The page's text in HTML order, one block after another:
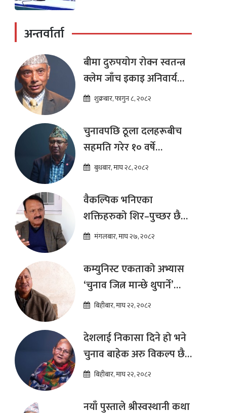
अन्तर्वार्ता
बीमा दुरुपयोग रोक्न स्वतन्त्र
क्लेम जाँच इकाइ अनिवार्य
:डा. शम्भुप्रसाद आचार्य
शुक्रबार, फागुन ८, २०८२
चुनावपछि ठूला दलहरूबीच
सहमति गरेर १० वर्षे
दीर्घकालीन आर्थिक सुधार
ढकाल
बुधबार, माघ २८, २०८२
वैकल्पिक भनिएका
शक्तिहरुको शिर–पुच्छर छैन,
प्रतिस्पर्धा पूरानै दलसँग हुन्छ :
मंगलबार, माघ २७, २०८२
कम्युनिस्ट एकताको अभ्यास
‘चुनाव जित्न मान्छे थुपार्ने’
माध्यम मात्र हो : विप्लव
बिहीबार, माघ २२, २०८२
देशलाई निकासा दिने हो भने
चुनाव बाहेक अरु विकल्प छैन
: अष्टलक्ष्मी शाक्य
बिहीबार, माघ २२, २०८२
नयाँ पुस्ताले श्रीस्वस्थानी कथा